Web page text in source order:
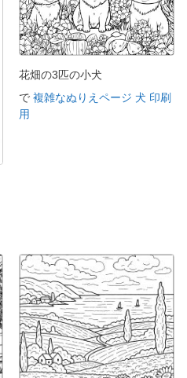
花畑の3匹の小犬
で 複雑なぬりえページ 犬 印刷
用